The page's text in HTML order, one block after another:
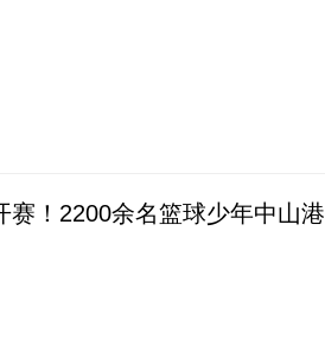
赛！2200余名篮球少年中山港